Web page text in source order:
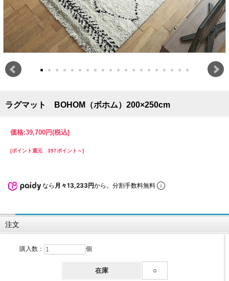
ラグマット BOHOM（ボホム）200×250cm
価格:39,700円(税込)
[ポイント還元 397ポイント～]
なら 月々13,233円から。分割手数料無料
注文
購入数： 個
在庫 ○